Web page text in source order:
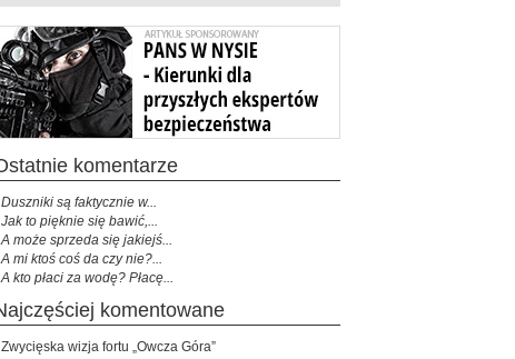
ostatnie komentarze
Duszniki są faktycznie w...
Jak to pięknie się bawić,...
A może sprzeda się jakiejś...
A mi ktoś coś da czy nie?...
A kto płaci za wodę? Płacę...
najczęściej komentowane
Zwycięska wizja fortu „Owcza Góra”